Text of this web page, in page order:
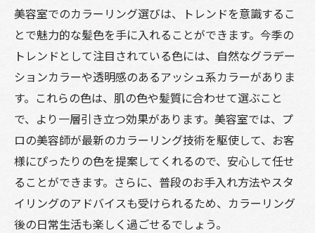
美容室でのカラーリング選びは、トレンドを意識するこ
とで魅力的な髪色を手に入れることができます。今季の
トレンドとして注目されている色には、自然なグラデー
ションカラーや透明感のあるアッシュ系カラーがありま
す。これらの色は、肌の色や髪質に合わせて選ぶこと
で、より一層引き立つ効果があります。美容室では、プ
ロの美容師が最新のカラーリング技術を駆使して、お客
様にぴったりの色を提案してくれるので、安心して任せ
ることができます。さらに、普段のお手入れ方法やスタ
イリングのアドバイスも受けられるため、カラーリング
後の日常生活も楽しく過ごせるでしょう。